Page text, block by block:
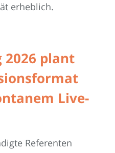
erheblich.
2026 plant
Live-
Referenten